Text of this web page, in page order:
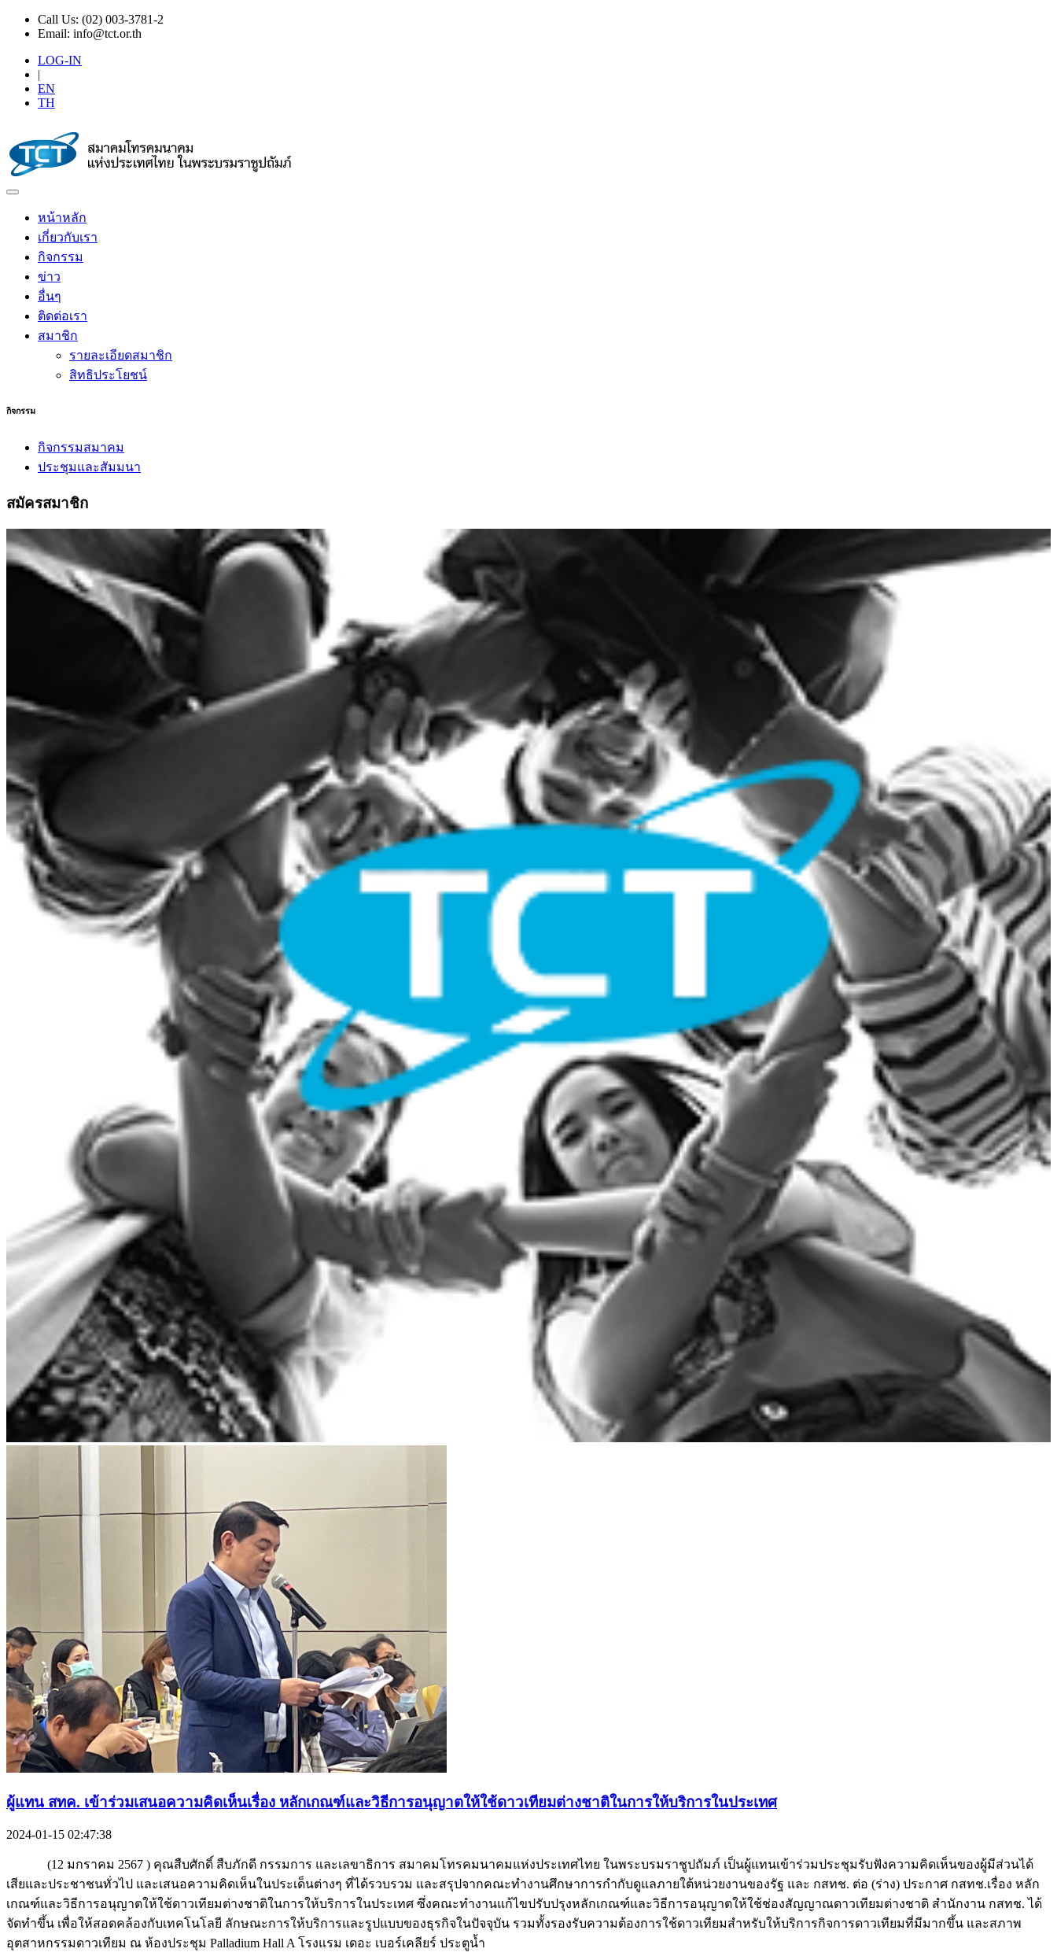
Call Us: (02) 003-3781-2
Email: info@tct.or.th
LOG-IN
|
EN
TH
หน้าหลัก
เกี่ยวกับเรา
กิจกรรม
ข่าว
อื่นๆ
ติดต่อเรา
สมาชิก
รายละเอียดสมาชิก
สิทธิประโยชน์
กิจกรรม
กิจกรรมสมาคม
ประชุมและสัมมนา
สมัครสมาชิก
ผู้แทน สทค. เข้าร่วมเสนอความคิดเห็นเรื่อง หลักเกณฑ์และวิธีการอนุญาตให้ใช้ดาวเทียมต่างชาติในการให้บริการในประเทศ
2024-01-15 02:47:38
(12 มกราคม 2567 ) คุณสืบศักดิ์ สืบภักดี กรรมการ และเลขาธิการ สมาคมโทรคมนาคมแห่งประเทศไทย ในพระบรมราชูปถัมภ์ เป็นผู้แทนเข้าร่วมประชุมรับฟังความคิดเห็นของผู้มีส่วนได้
เสียและประชาชนทั่วไป และเสนอความคิดเห็นในประเด็นต่างๆ ที่ได้รวบรวม และสรุปจากคณะทำงานศึกษาการกำกับดูแลภายใต้หน่วยงานของรัฐ และ กสทช. ต่อ (ร่าง) ประกาศ กสทช.เรื่อง หลัก
เกณฑ์และวิธีการอนุญาตให้ใช้ดาวเทียมต่างชาติในการให้บริการในประเทศ ซึ่งคณะทำงานแก้ไขปรับปรุงหลักเกณฑ์และวิธีการอนุญาตให้ใช้ช่องสัญญาณดาวเทียมต่างชาติ สำนักงาน กสทช. ได้
จัดทำขึ้น เพื่อให้สอดคล้องกับเทคโนโลยี ลักษณะการให้บริการและรูปแบบของธุรกิจในปัจจุบัน รวมทั้งรองรับความต้องการใช้ดาวเทียมสำหรับให้บริการกิจการดาวเทียมที่มีมากขึ้น และสภาพ
อุตสาหกรรมดาวเทียม ณ ห้องประชุม Palladium Hall A โรงแรม เดอะ เบอร์เคลียร์ ประตูน้ำ